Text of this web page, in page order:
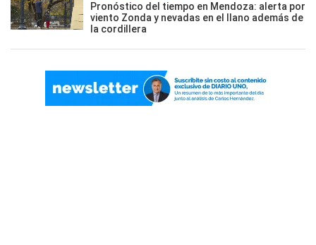
Pronóstico del tiempo en Mendoza: alerta por
viento Zonda y nevadas en el llano además de
la cordillera